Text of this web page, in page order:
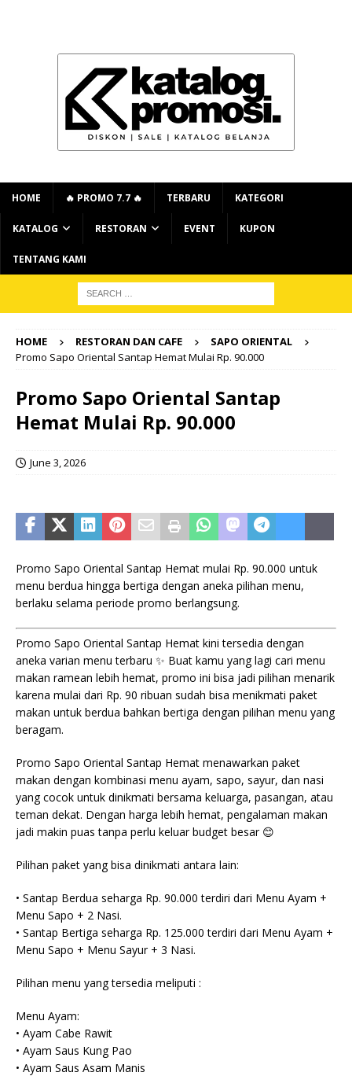
HOME 🔥 PROMO 7.7 🔥 TERBARU KATEGORI
KATALOG RESTORAN EVENT KUPON
TENTANG KAMI
HOME RESTORAN DAN CAFE
SAPO ORIENTAL
Promo Sapo Oriental Santap Hemat Mulai Rp. 90.000
Promo Sapo Oriental Santap
Hemat Mulai Rp. 90.000
June 3, 2026
Promo Sapo Oriental Santap Hemat mulai Rp. 90.000 untuk
menu berdua hingga bertiga dengan aneka pilihan menu,
berlaku selama periode promo berlangsung.
Promo Sapo Oriental Santap Hemat kini tersedia dengan
aneka varian menu terbaru ✨ Buat kamu yang lagi cari menu
makan ramean lebih hemat, promo ini bisa jadi pilihan menarik
karena mulai dari Rp. 90 ribuan sudah bisa menikmati paket
makan untuk berdua bahkan bertiga dengan pilihan menu yang
beragam.
Promo Sapo Oriental Santap Hemat menawarkan paket
makan dengan kombinasi menu ayam, sapo, sayur, dan nasi
yang cocok untuk dinikmati bersama keluarga, pasangan, atau
teman dekat. Dengan harga lebih hemat, pengalaman makan
jadi makin puas tanpa perlu keluar budget besar 😊
Pilihan paket yang bisa dinikmati antara lain:
• Santap Berdua seharga Rp. 90.000 terdiri dari Menu Ayam +
Menu Sapo + 2 Nasi.
• Santap Bertiga seharga Rp. 125.000 terdiri dari Menu Ayam +
Menu Sapo + Menu Sayur + 3 Nasi.
Pilihan menu yang tersedia meliputi :
Menu Ayam:
• Ayam Cabe Rawit
• Ayam Saus Kung Pao
• Ayam Saus Asam Manis